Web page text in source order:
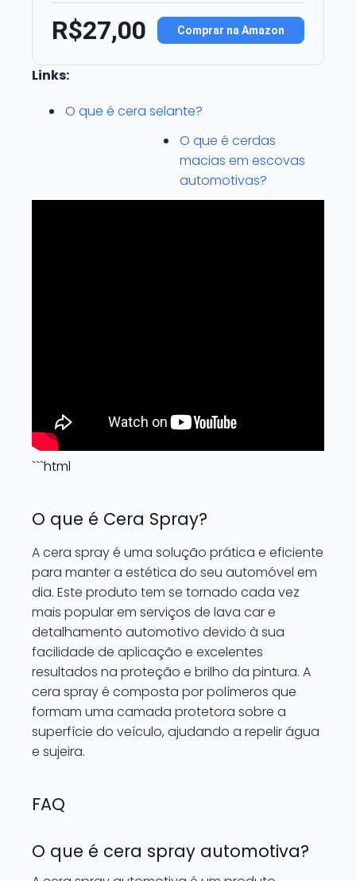
R$27,00 Comprar na Amazon
Links:
O que é cera selante?
O que é cerdas
macias em escovas
automotivas?
```html
O que é Cera Spray?
A cera spray é uma solução prática e eficiente
para manter a estética do seu automóvel em
dia. Este produto tem se tornado cada vez
mais popular em serviços de lava car e
detalhamento automotivo devido à sua
facilidade de aplicação e excelentes
resultados na proteção e brilho da pintura. A
cera spray é composta por polímeros que
formam uma camada protetora sobre a
superfície do veículo, ajudando a repelir água
e sujeira.
FAQ
O que é cera spray automotiva?